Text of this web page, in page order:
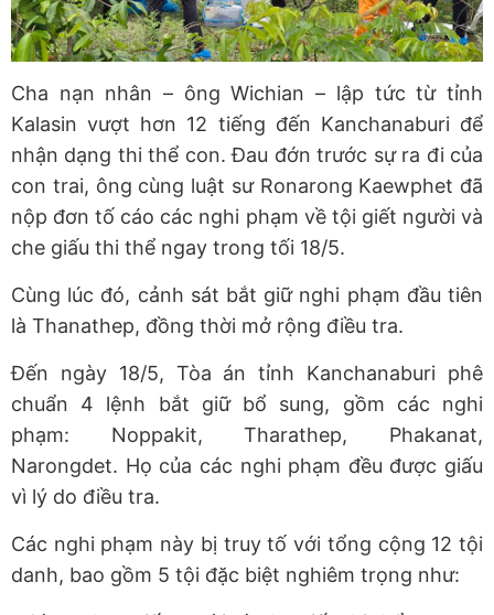
Cha nạn nhân – ông Wichian – lập tức từ tỉnh
Kalasin vượt hơn 12 tiếng đến Kanchanaburi để
nhận dạng thi thể con. Đau đớn trước sự ra đi của
con trai, ông cùng luật sư Ronarong Kaewphet đã
nộp đơn tố cáo các nghi phạm về tội giết người và
che giấu thi thể ngay trong tối 18/5.
Cùng lúc đó, cảnh sát bắt giữ nghi phạm đầu tiên
là Thanathep, đồng thời mở rộng điều tra.
Đến ngày 18/5, Tòa án tỉnh Kanchanaburi phê
chuẩn 4 lệnh bắt giữ bổ sung, gồm các nghi
phạm: Noppakit, Tharathep, Phakanat,
Narongdet. Họ của các nghi phạm đều được giấu
vì lý do điều tra.
Các nghi phạm này bị truy tố với tổng cộng 12 tội
danh, bao gồm 5 tội đặc biệt nghiêm trọng như: